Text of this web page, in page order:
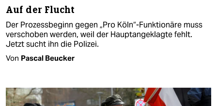
Auf der Flucht
Der Prozessbeginn gegen „Pro Köln“-Funktionäre muss
verschoben werden, weil der Hauptangeklagte fehlt.
Jetzt sucht ihn die Polizei.
Von Pascal Beucker